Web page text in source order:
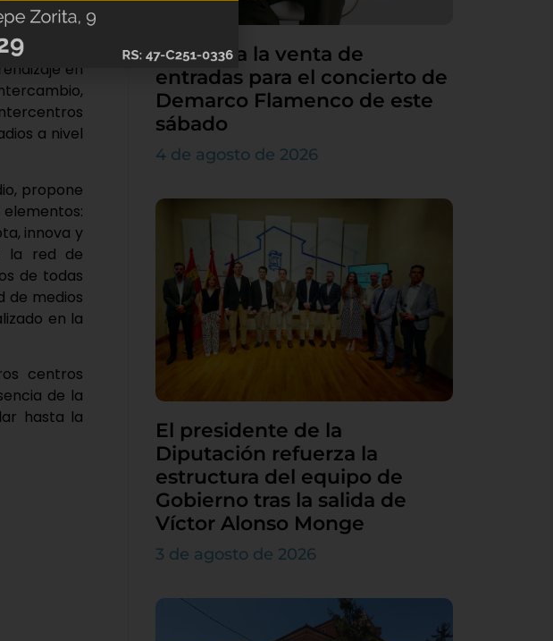
en
a nivel
propone
innova y
la red de
de todas
de medios
en la
centros
de la
hasta la
Continúa la venta de
entradas para el concierto de
Demarco Flamenco de este
sábado
4 de agosto de 2026
El presidente de la
Diputación refuerza la
estructura del equipo de
Gobierno tras la salida de
Víctor Alonso Monge
3 de agosto de 2026